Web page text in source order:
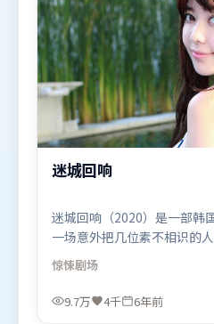
迷城回响
迷城回响（2020）是一部韩
一场意外把几位素不相识的
与背叛交替上演。摄影与美
质，增强沉浸感。由娄烨执
菲、周冬雨，宋康昊等联袂
惊悚剧场
9.7万 4千 6年前